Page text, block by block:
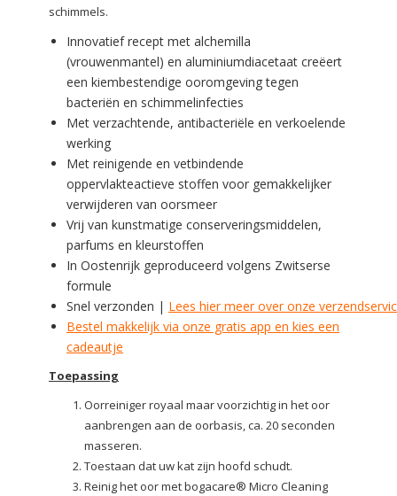
schimmels.
Innovatief recept met alchemilla
(vrouwenmantel) en aluminiumdiacetaat creëert
een kiembestendige ooromgeving tegen
bacteriën en schimmelinfecties
Met verzachtende, antibacteriële en verkoelende
werking
Met reinigende en vetbindende
oppervlakteactieve stoffen voor gemakkelijker
verwijderen van oorsmeer
Vrij van kunstmatige conserveringsmiddelen,
parfums en kleurstoffen
In Oostenrijk geproduceerd volgens Zwitserse
formule
Snel verzonden | Lees hier meer over onze
Bestel makkelijk via onze gratis app en kies een
cadeautje
Toepassing
Oorreiniger royaal maar voorzichtig in het oor
aanbrengen aan de oorbasis, ca. 20 seconden
masseren.
Toestaan dat uw kat zijn hoofd schudt.
Reinig het oor met bogacare® Micro Cleaning